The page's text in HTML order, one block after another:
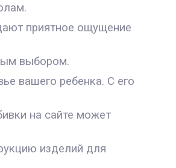
приятное ощущение
выбором.
вашего ребенка. С его
на сайте может
изделий для